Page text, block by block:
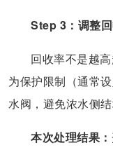
Step 3：调整
回收率不是越
为保护限制（通常
水阀，避免浓水侧结
本次处理结果：